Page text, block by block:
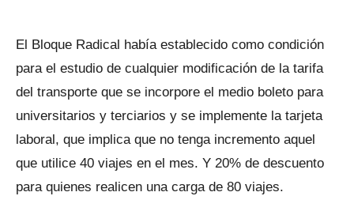
El Bloque Radical había establecido como condición
para el estudio de cualquier modificación de la tarifa
del transporte que se incorpore el medio boleto para
universitarios y terciarios y se implemente la tarjeta
laboral, que implica que no tenga incremento aquel
que utilice 40 viajes en el mes. Y 20% de descuento
para quienes realicen una carga de 80 viajes.